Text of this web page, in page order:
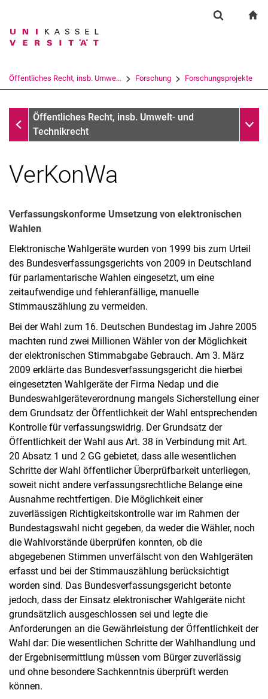
Springe direkt zu: Inhalt
Springe direkt zu: Suche
Springe direkt zu:
Suchbegriff
Suchen (öffnet externen Link in einem
Öffentliches Recht, insb. Umwe... Forschung Forschungsprojekte
ProvetÖffentliches Recht, insb. Umwelt- und
Technikrecht
Forschungsschwerpunkte
VerKonWa
Verfassungskonforme Umsetzung von elektronischen
Wahlen
Elektronische Wahlgeräte wurden von 1999 bis zum Urteil
des Bundesverfassungsgerichts von 2009 in Deutschland
für parlamentarische Wahlen eingesetzt, um eine
zeitaufwendige und fehleranfällige, manuelle
Stimmauszählung zu vermeiden.
Bei der Wahl zum 16. Deutschen Bundestag im Jahre 2005
machten rund zwei Millionen Wähler von der Möglichkeit
der elektronischen Stimmabgabe Gebrauch. Am 3. März
2009 erklärte das Bundesverfassungsgericht die hierbei
eingesetzten Wahlgeräte der Firma Nedap und die
Bundeswahlgeräteverordnung mangels Sicherstellung einer
dem Grundsatz der Öffentlichkeit der Wahl entsprechenden
Kontrolle für verfassungswidrig. Der Grundsatz der
Öffentlichkeit der Wahl aus Art. 38 in Verbindung mit Art.
20 Absatz 1 und 2 GG gebietet, dass alle wesentlichen
Schritte der Wahl öffentlicher Überprüfbarkeit unterliegen,
soweit nicht andere verfassungsrechtliche Belange eine
Ausnahme rechtfertigen. Die Möglichkeit einer
zuverlässigen Richtigkeitskontrolle war im Rahmen der
Bundestagswahl nicht gegeben, da weder die Wähler, noch
die Wahlvorstände überprüfen konnten, ob die
abgegebenen Stimmen unverfälscht von den Wahlgeräten
erfasst und bei der Stimmauszählung berücksichtigt
worden sind. Das Bundesverfassungsgericht betonte
jedoch, dass der Einsatz elektronischer Wahlgeräte nicht
grundsätzlich ausgeschlossen sei und legte die
Anforderungen an die Gewährleistung der Öffentlichkeit der
Wahl dar: Die wesentlichen Schritte der Wahlhandlung und
der Ergebnisermittlung müssen vom Bürger zuverlässig
und ohne besondere Sachkenntnis überprüft werden
können.